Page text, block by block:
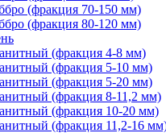
(фракция 70-150 мм)
(фракция 80-120 мм)
(фракция 4-8 мм)
(фракция 5-10 мм)
(фракция 5-20 мм)
(фракция 8-11,2 мм)
(фракция 10-20 мм)
(фракция 11,2-16